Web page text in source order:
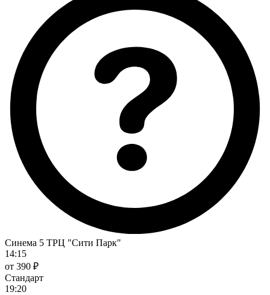
Синема 5 ТРЦ "Сити Парк"
14:15
от 390 ₽
Стандарт
19:20